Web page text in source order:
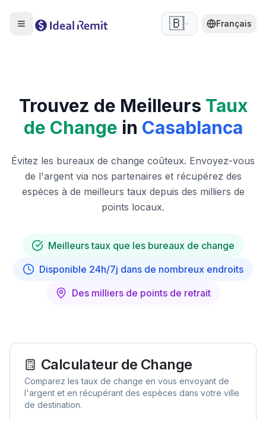
🇧🇪 Français
Trouvez de Meilleurs Taux
de Change in Casablanca
Évitez les bureaux de change coûteux. Envoyez-vous
de l'argent via nos partenaires et récupérez des
espèces à de meilleurs taux depuis des milliers de
points locaux.
Meilleurs taux que les bureaux de change
Disponible 24h/7j dans de nombreux endroits
Des milliers de points de retrait
Calculateur de Change
Comparez les taux de change en vous envoyant de
l'argent et en récupérant des espèces dans votre ville
de destination.